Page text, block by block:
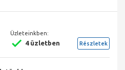
Üzleteinkben:
4 üzletben Részletek